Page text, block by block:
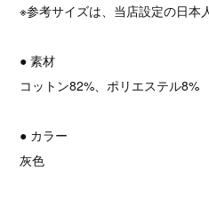
※参考サイズは、当店設定の日本
● 素材
コットン82%、ポリエステル8%
● カラー
灰色